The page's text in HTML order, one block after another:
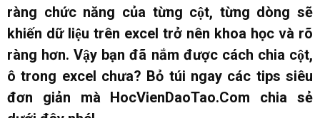
ràng chức năng của từng cột, từng dòng sẽ
khiến dữ liệu trên excel trở nên khoa học và rõ
ràng hơn. Vậy bạn đã nắm được cách chia cột,
ô trong excel chưa? Bỏ túi ngay các tips siêu
đơn giản mà HocVienDaoTao.Com chia sẻ